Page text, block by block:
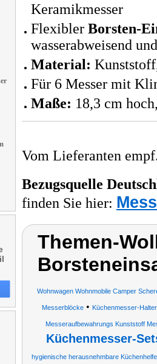
Keramikmesser
Flexibler Borsten-
wasserabweisend
Material:
Für 6 Messer mit
Maße: 18,3 cm
Vom Lieferanten
Bezugsquelle
finden Sie hier:
Themen-
Wohnwagen Wohnmobile Camper
Messerblöcke• Küchenmesser-Halter
Messeraufbewahrungs Kunststoff
Küchenmesser-
hygienische herausnehmbare